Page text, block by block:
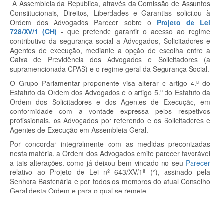
A Assembleia da República, através da Comissão de Assuntos
Constitucionais, Direitos, Liberdades e Garantias solicitou à
Ordem dos Advogados Parecer sobre o Projeto de Lei
728/XV/1 (CH) - que pretende garantir o acesso ao regime
contributivo da segurança social a Advogados, Solicitadores e
Agentes de execução, mediante a opção de escolha entre a
Caixa de Previdência dos Advogados e Solicitadores (a
supramencionada CPAS) e o regime geral da Segurança Social.
O Grupo Parlamentar proponente visa alterar o artigo 4.º do
Estatuto da Ordem dos Advogados e o artigo 5.º do Estatuto da
Ordem dos Solicitadores e dos Agentes de Execução, em
conformidade com a vontade expressa pelos respetivos
profissionais, os Advogados por referendo e os Solicitadores e
Agentes de Execução em Assembleia Geral.
Por concordar integralmente com as medidas preconizadas
nesta matéria, a Ordem dos Advogados emite parecer favorável
a tais alterações, como já deixou bem vincado no seu Parecer
relativo ao Projeto de Lei nº 643/XV/1ª (²), assinado pela
Senhora Bastonária e por todos os membros do atual Conselho
Geral desta Ordem e para o qual se remete.